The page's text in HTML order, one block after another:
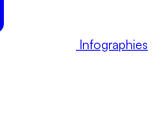
Infographies